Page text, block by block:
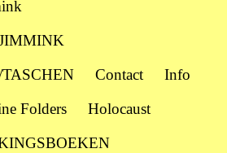
Contact
Info
Folders
Holocaust